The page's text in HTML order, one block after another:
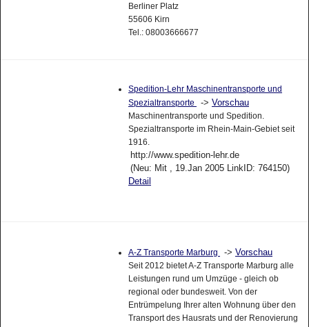
Berliner Platz
55606 Kirn
Tel.: 08003666677
Spedition-Lehr Maschinentransporte und
Spezialtransporte
-> Vorschau
Maschinentransporte und Spedition.
Spezialtransporte im Rhein-Main-Gebiet seit
1916.
http://www.spedition-lehr.de
(Neu: Mit , 19.Jan 2005 LinkID: 764150)
Detail
A-Z Transporte Marburg -> Vorschau
Seit 2012 bietet A-Z Transporte Marburg alle
Leistungen rund um Umzüge - gleich ob
regional oder bundesweit. Von der
Entrümpelung Ihrer alten Wohnung über den
Transport des Hausrats und der Renovierung